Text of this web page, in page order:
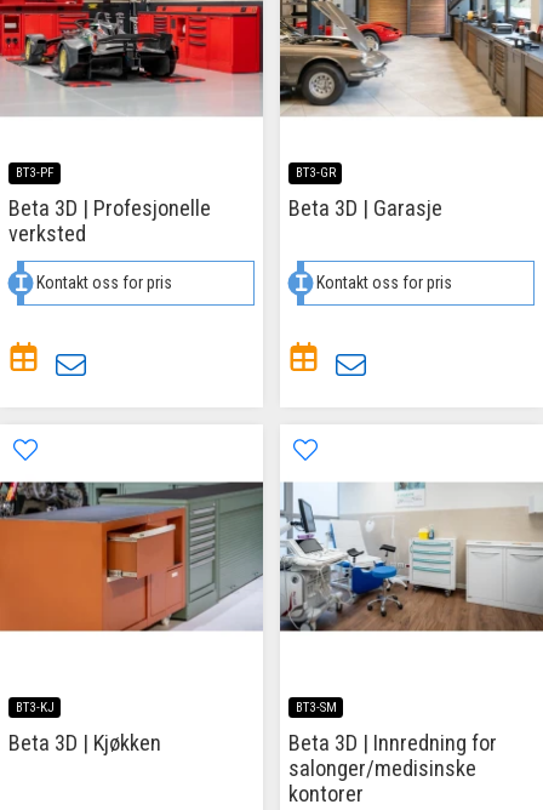
BT3-PF
Beta 3D | Profesjonelle
verksted
Kontakt oss for pris
BT3-GR
Beta 3D | Garasje
Kontakt oss for pris
BT3-KJ
Beta 3D | Kjøkken
BT3-SM
Beta 3D | Innredning for
salonger/medisinske
kontorer